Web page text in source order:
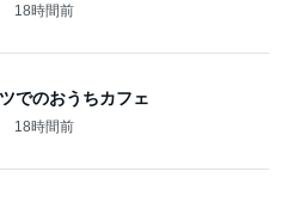
18時間前
でのおうちカフェ
18時間前